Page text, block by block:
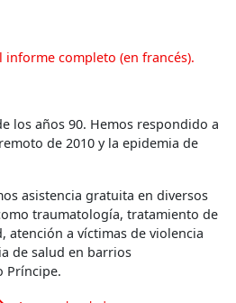
informe completo (en francés).
los años 90. Hemos respondido a
de 2010 y la epidemia de
asistencia gratuita en diversos
traumatología, tratamiento de
atención a víctimas de violencia
de salud en barrios
Príncipe.